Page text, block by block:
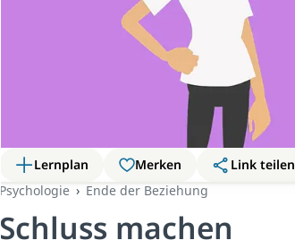
Lernplan Merken
Link teilen
Psychologie
Ende der Beziehung
Schluss machen